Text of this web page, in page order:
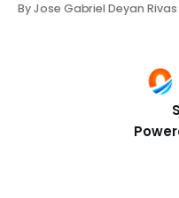
junio, llega en medio de
By Jose Gabriel Deyan Rivas